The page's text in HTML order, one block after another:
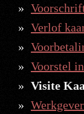
Verlof
Voorstel
Visite